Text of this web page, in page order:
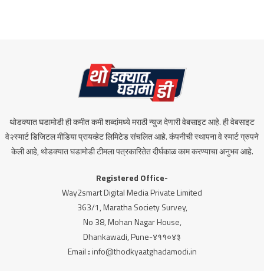
थोडक्यात घडामोडी ही कमीत कमी शब्दांमध्ये मराठी न्युज देणारी वेबसाइट आहे. ही वेबसाइट
वे२स्मार्ट डिजिटल मीडिया प्रायव्हेट लिमिटेड संचलित आहे. कंपनीची स्थापना वे स्मार्ट ग्रुपने
केली आहे, थोडक्यात घडामोडी टीमला पत्रकारितेत दीर्घकाळ काम करण्याचा अनुभव आहे.
Registered Office-
Way2smart Digital Media Private Limited
363/1, Maratha Society Survey,
No 38, Mohan Nagar House,
Dhankawadi, Pune-४११०४३
Email :info@thodkyaatghadamodi.in